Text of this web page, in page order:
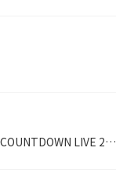
【TeamAyu】Fanclub New Registration/Renewal/Friend Referral campaign coming to "ayumi hamasaki COUNTDOWN LIVE 2019-2020 ～Promised Land～